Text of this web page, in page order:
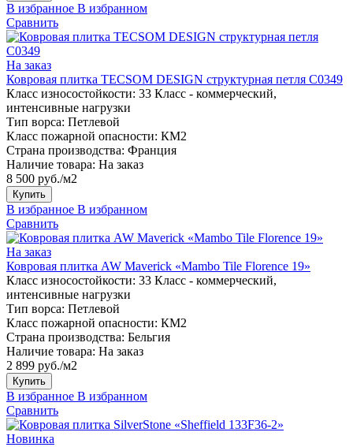
В избранное В избранном
Сравнить
На заказ
Ковровая плитка TECSOM DESIGN структурная петля C0349
Класс износостойкости: 33 Класс - коммерческий,
интенсивные нагрузки
Тип ворса: Петлевой
Класс пожарной опасности: КМ2
Страна производства: Франция
Наличие товара: На заказ
8 500 руб./м2
Купить
В избранное В избранном
Сравнить
На заказ
Ковровая плитка AW Maverick «Mambo Tile Florence 19»
Класс износостойкости: 33 Класс - коммерческий,
интенсивные нагрузки
Тип ворса: Петлевой
Класс пожарной опасности: КМ2
Страна производства: Бельгия
Наличие товара: На заказ
2 899 руб./м2
Купить
В избранное В избранном
Сравнить
Новинка